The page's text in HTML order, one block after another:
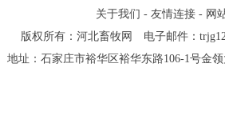
关于我们 - 友情连接 - 网
版权所有：河北畜牧网 电子邮件：
地址：石家庄市裕华区裕华东路106-1号金领